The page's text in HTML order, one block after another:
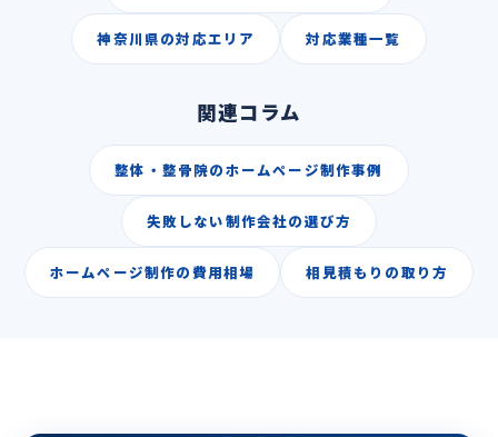
神奈川県の対応エリア 対応業種一覧
関連コラム
整体・整骨院のホームページ制作事例
失敗しない制作会社の選び方
ホームページ制作の費用相場 相見積もりの取り方